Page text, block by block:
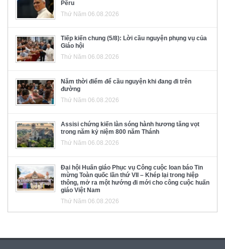
Pêru
Thứ Năm 06.08.2026
Tiếp kiến chung (5/8): Lời cầu nguyện phụng vụ của
Giáo hội
Thứ Năm 06.08.2026
Năm thời điểm để cầu nguyện khi đang đi trên
đường
Thứ Năm 06.08.2026
Assisi chứng kiến làn sóng hành hương tăng vọt
trong năm kỷ niệm 800 năm Thánh
Thứ Năm 06.08.2026
Đại hội Huấn giáo Phục vụ Công cuộc loan báo Tin
mừng Toàn quốc lần thứ VII – Khép lại trong hiệp
thông, mở ra một hướng đi mới cho công cuộc huấn
giáo Việt Nam
Thứ Năm 06.08.2026